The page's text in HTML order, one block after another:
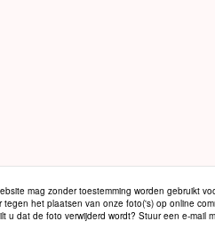
mag zonder toestemming worden gebruikt
het plaatsen van onze foto('s) op online
u dat de foto verwijderd wordt? Stuur een e-mail